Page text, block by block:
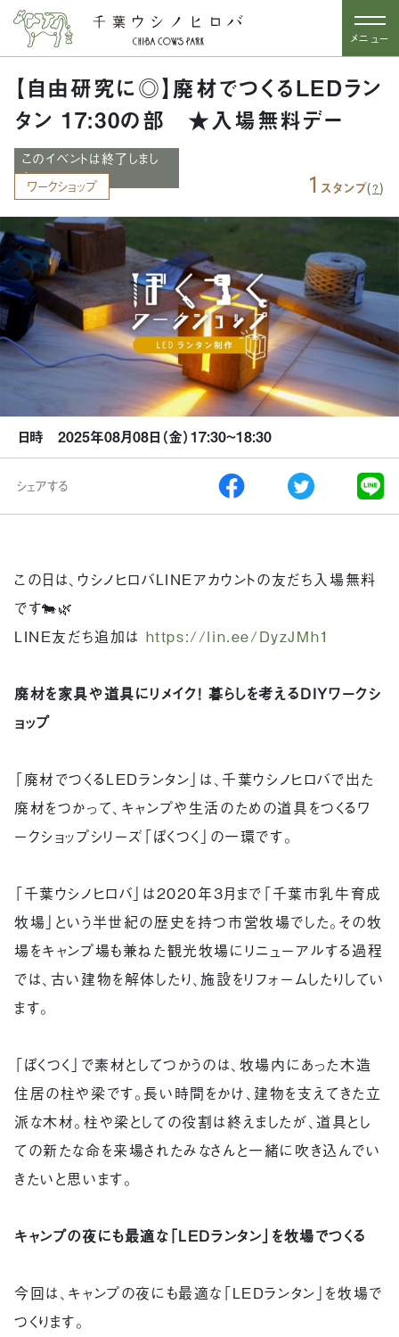
メニュー
【自由研究に◎】廃材でつくるLEDラン
タン 17:30の部 ★入場無料デー
このイベントは終了しまし
たワークショップ 1 スタンプ(?)
日時 2025年08月08日（金）17:30~18:30
シェアする
この日は、ウシノヒロバLINEアカウントの友だち入場無料
です🐄🌿
LINE友だち追加は https://lin.ee/DyzJMh1
廃材を家具や道具にリメイク！ 暮らしを考えるDIYワークシ
ョップ
「廃材でつくるLEDランタン」は、千葉ウシノヒロバで出た
廃材をつかって、キャンプや生活のための道具をつくるワ
ークショップシリーズ「ぼくつく」の一環です。
「千葉ウシノヒロバ」は2020年3月まで「千葉市乳牛育成
牧場」という半世紀の歴史を持つ市営牧場でした。その牧
場をキャンプ場も兼ねた観光牧場にリニューアルする過程
では、古い建物を解体したり、施設をリフォームしたりしてい
ます。
「ぼくつく」で素材としてつかうのは、牧場内にあった木造
住居の柱や梁です。長い時間をかけ、建物を支えてきた立
派な木材。柱や梁としての役割は終えましたが、道具とし
ての新たな命を来場されたみなさんと一緒に吹き込んでい
きたいと思います。
キャンプの夜にも最適な「LEDランタン」を牧場でつくる
今回は、キャンプの夜にも最適な「LEDランタン」を牧場で
つくります。